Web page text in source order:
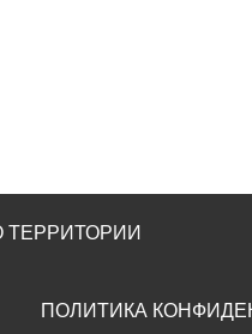
ТЕРРИТОРИИ
ПОЛИТИКА